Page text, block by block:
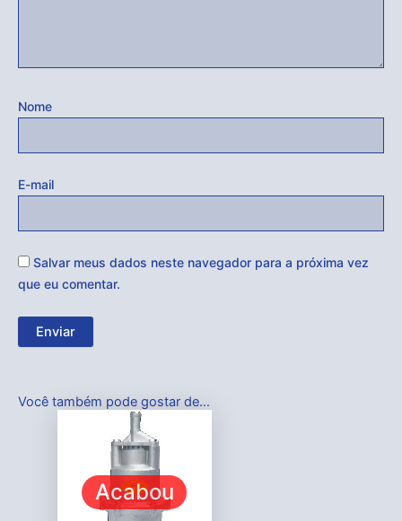
Nome
E-mail
Salvar meus dados neste navegador para a próxima vez
que eu comentar.
Você também pode gostar de…
Acabou